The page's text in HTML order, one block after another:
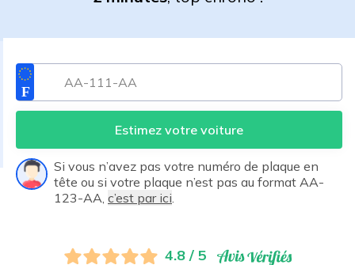
Estimez votre voiture
Si vous n’avez pas votre numéro de plaque en
tête ou si votre plaque n’est pas au format AA-
123-AA, c’est par ici
4.8 / 5